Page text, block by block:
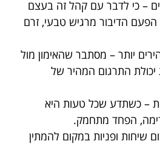
– כי לדבר עם קהל זה בעצם
הדיבור מרגיש טבעי, זרם
יותר – מסתבר שהאימון מול
התרגום המהיר של
– כשתדע שכל טעות היא
הפחד מתחמק.
שיחות ופניות במקום להמתין